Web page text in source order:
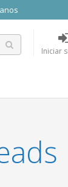
Iniciar